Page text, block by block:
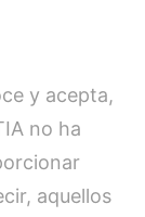
y acepta,
no ha
aquellos